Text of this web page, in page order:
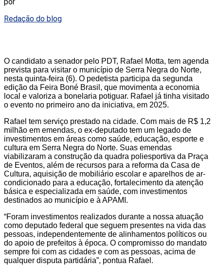
Redação do blog
O candidato a senador pelo PDT, Rafael Motta, tem agenda
prevista para visitar o município de Serra Negra do Norte,
nesta quinta-feira (6). O pedetista participa da segunda
edição da Feira Boné Brasil, que movimenta a economia
local e valoriza a bonelaria potiguar. Rafael já tinha visitado
o evento no primeiro ano da iniciativa, em 2025.
Rafael tem serviço prestado na cidade. Com mais de R$ 1,2
milhão em emendas, o ex-deputado tem um legado de
investimentos em áreas como saúde, educação, esporte e
cultura em Serra Negra do Norte. Suas emendas
viabilizaram a construção da quadra poliesportiva da Praça
de Eventos, além de recursos para a reforma da Casa de
Cultura, aquisição de mobiliário escolar e aparelhos de ar-
condicionado para a educação, fortalecimento da atenção
básica e especializada em saúde, com investimentos
destinados ao município e à APAMI.
“Foram investimentos realizados durante a nossa atuação
como deputado federal que seguem presentes na vida das
pessoas, independentemente de alinhamentos políticos ou
do apoio de prefeitos à época. O compromisso do mandato
sempre foi com as cidades e com as pessoas, acima de
qualquer disputa partidária”, pontua Rafael.